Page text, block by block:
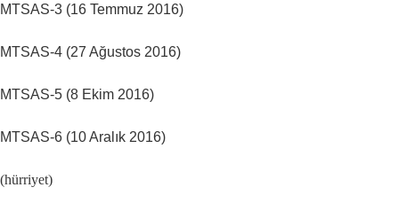
MTSAS-3 (16 Temmuz 2016)
MTSAS-4 (27 Ağustos 2016)
MTSAS-5 (8 Ekim 2016)
MTSAS-6 (10 Aralık 2016)
(hürriyet)